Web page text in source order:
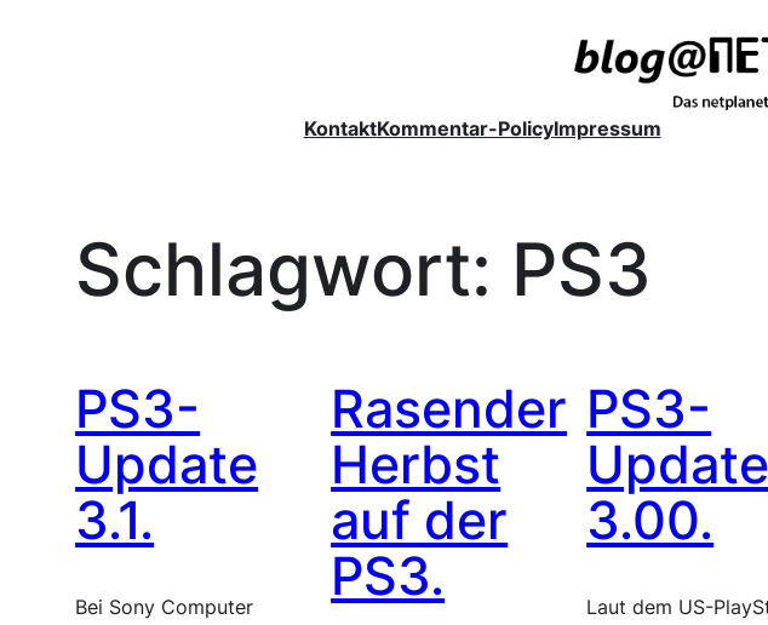
KontaktKommentar-PolicyImpressum
Schlagwort: PS3
PS3-
Update
3.1.
Bei Sony Computer
Rasender
Herbst
auf der
PS3.
PS3-
Update
3.00.
Laut dem US-